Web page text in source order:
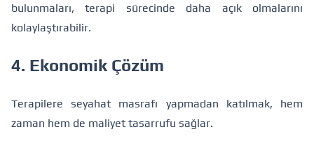
bulunmaları, terapi sürecinde daha açık olmalarını
kolaylaştırabilir.
4. Ekonomik Çözüm
Terapilere seyahat masrafı yapmadan katılmak, hem
zaman hem de maliyet tasarrufu sağlar.